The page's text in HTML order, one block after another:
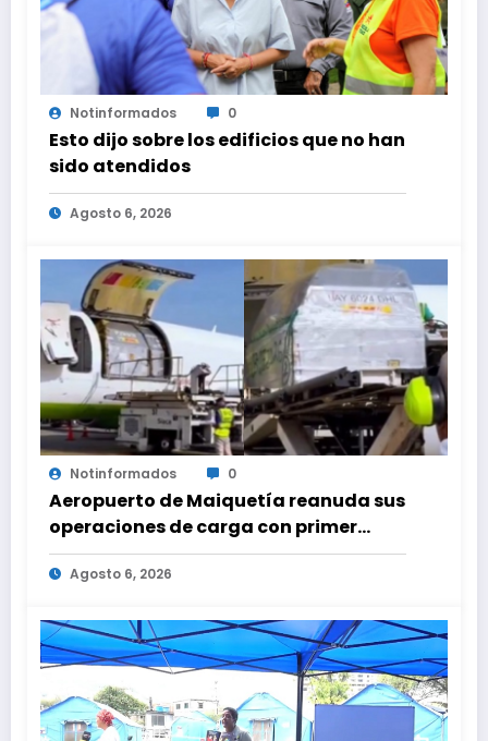
Notinformados 0
Esto dijo sobre los edificios que no han
sido atendidos
Agosto 6, 2026
Notinformados 0
Aeropuerto de Maiquetía reanuda sus
operaciones de carga con primer
vuelo desde Panamá
Agosto 6, 2026